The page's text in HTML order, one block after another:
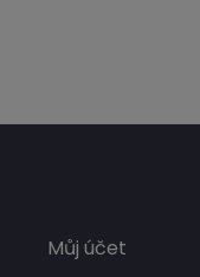
Můj účet